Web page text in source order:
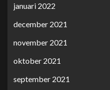
januari 2022
december 2021
november 2021
oktober 2021
september 2021